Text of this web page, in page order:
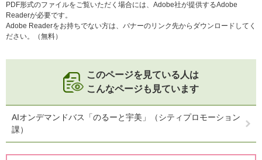
PDF形式のファイルをご覧いただく場合には、Adobe社が提供するAdobe
Readerが必要です。
Adobe Readerをお持ちでない方は、バナーのリンク先からダウンロードしてく
ださい。（無料）
このページを見ている人は
こんなページも見ています
AIオンデマンドバス「のるーと宇美」（シティプロモーション
課）